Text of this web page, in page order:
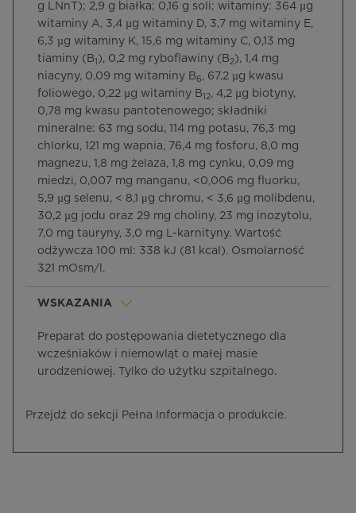
g LNnT); 2,9 g białka; 0,16 g soli; witaminy: 364 µg
witaminy A, 3,4 µg witaminy D, 3,7 mg witaminy E,
6,3 µg witaminy K, 15,6 mg witaminy C, 0,13 mg
tiaminy (B ), 0,2 mg ryboflawiny (B 2), 1,4 mg
niacyny, 0,09 mg witaminy B6 , 67,2 µg kwasu
foliowego, 0,22 µg witaminy B 12, 4,2 µg biotyny,
0,78 mg kwasu pantotenowego; składniki
mineralne: 63 mg sodu, 114 mg potasu, 76,3 mg
chlorku, 121 mg wapnia, 76,4 mg fosforu, 8,0 mg
magnezu, 1,8 mg żelaza, 1,8 mg cynku, 0,09 mg
miedzi, 0,007 mg manganu, <0,006 mg fluorku,
5,9 µg selenu, < 8,1 μg chromu, < 3,6 µg molibdenu,
30,2 µg jodu oraz 29 mg choliny, 23 mg inozytolu,
7,0 mg tauryny, 3,0 mg L-karnityny. Wartość
odżywcza 100 ml: 338 kJ (81 kcal). Osmolarność
321 mOsm/l.
WSKAZANIA
Preparat do postępowania dietetycznego dla
wcześniaków i niemowląt o małej masie
urodzeniowej. Tylko do użytku szpitalnego.
Przejdź do sekcji Pełna Informacja o produkcie.